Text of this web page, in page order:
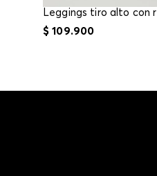
$ 109.900